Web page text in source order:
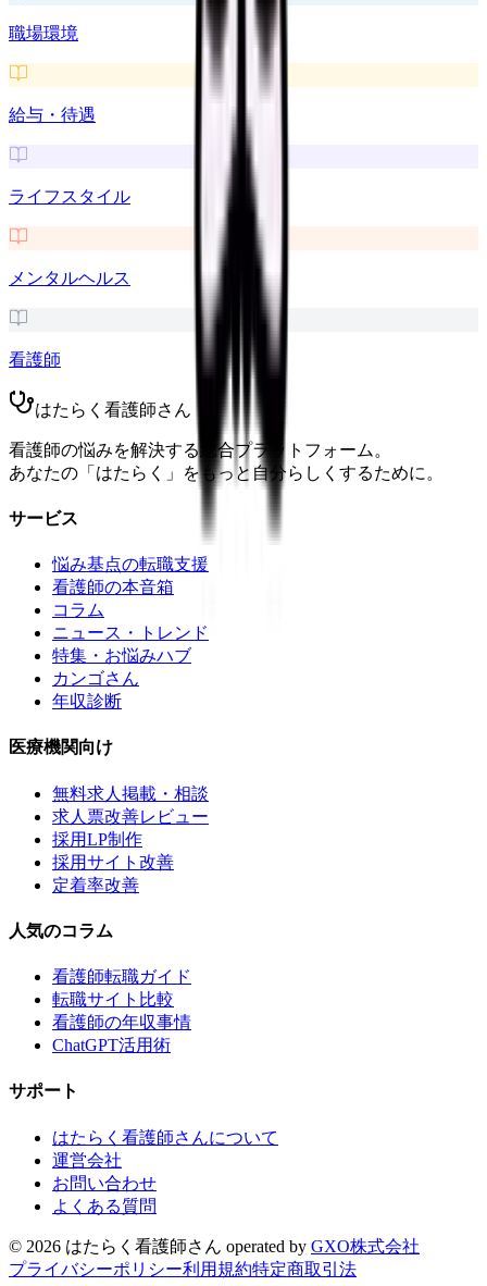
職場環境
給与・待遇
ライフスタイル
メンタルヘルス
看護師
はたらく看護師さん
看護師の悩みを解決する総合プラットフォーム。
あなたの「はたらく」をもっと自分らしくするために。
サービス
悩み基点の転職支援
看護師の本音箱
コラム
ニュース・トレンド
特集・お悩みハブ
カンゴさん
年収診断
医療機関向け
無料求人掲載・相談
求人票改善レビュー
採用LP制作
採用サイト改善
定着率改善
人気のコラム
看護師転職ガイド
転職サイト比較
看護師の年収事情
ChatGPT活用術
サポート
はたらく看護師さんについて
運営会社
お問い合わせ
よくある質問
© 2026 はたらく看護師さん operated by GXO株式会社
プライバシーポリシー利用規約特定商取引法